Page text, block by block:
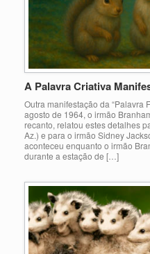
A Palavra Criativa
Outra manifestação da “Palavra
agosto de 1964, o irmão
recanto, relatou estes detalhes
Az.) e para o irmão Sidney
aconteceu enquanto o irmão
durante a estação de […]